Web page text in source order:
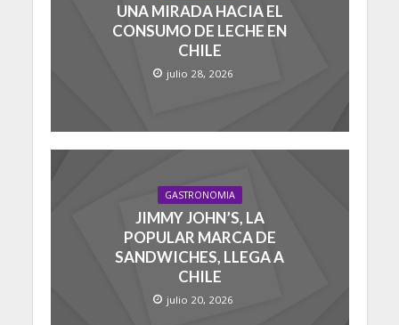
UNA MIRADA HACIA EL
CONSUMO DE LECHE EN
CHILE
julio 28, 2026
GASTRONOMIA
JIMMY JOHN’S, LA
POPULAR MARCA DE
SANDWICHES, LLEGA A
CHILE
julio 20, 2026